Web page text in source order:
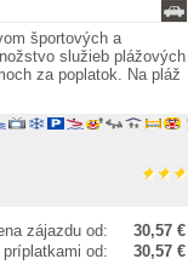
športových a
služieb plážových
za poplatok. Na pláž
zájazdu od:
30,57 €
príplatkami od:
30,57 €